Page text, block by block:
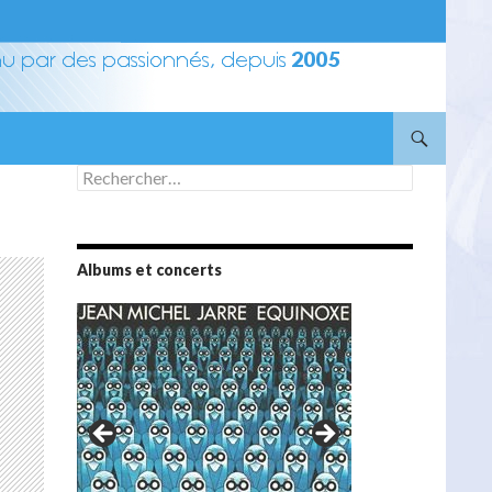
Rechercher :
Albums et concerts